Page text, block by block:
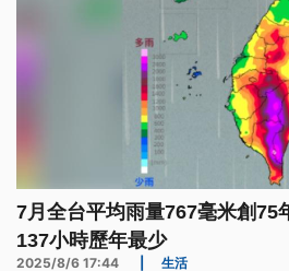
7月全台平均雨量767毫米創75
137小時歷年最少
2025/8/6 17:44 生活